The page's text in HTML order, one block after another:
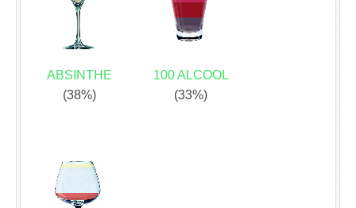
ABSINTHE
(38%)
100 ALCOOL
(33%)